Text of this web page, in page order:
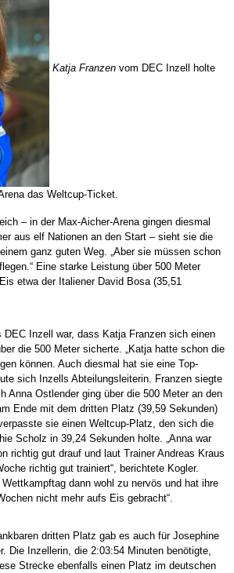
Katja Franzen vom DEC Inzell holte
das Weltcup-Ticket.
– in der Max-Aicher-Arena gingen diesmal
aus elf Nationen an den Start – sieht sie die
ganz guten Weg. „Aber sie müssen schon
Eine starke Leistung über 500 Meter
etwa der Italiener David Bosa (35,51
DEC Inzell war, dass Katja Franzen sich einen
die 500 Meter sicherte. „Katja hatte schon die
können. Auch diesmal hat sie eine Top-
sich Inzells Abteilungsleiterin. Franzen siegte
Anna Ostlender ging über die 500 Meter an den
Ende mit dem dritten Platz (39,59 Sekunden)
sie einen Weltcup-Platz, den sich die
Scholz in 39,24 Sekunden holte. „Anna war
richtig gut drauf und laut Trainer Andreas Kraus
richtig gut trainiert“, berichtete Kogler.
Wettkampftag dann wohl zu nervös und hat ihre
nicht mehr aufs Eis gebracht“.
dritten Platz gab es auch für Josephine
Die Inzellerin, die 2:03:54 Minuten benötigte,
Strecke ebenfalls einen Platz im deutschen